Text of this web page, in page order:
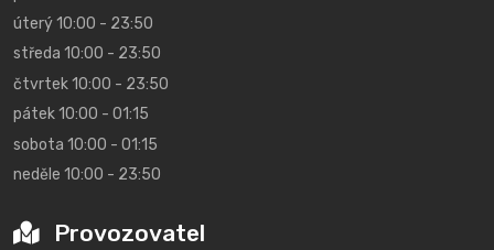
úterý 10:00 - 23:50
středa 10:00 - 23:50
čtvrtek 10:00 - 23:50
pátek 10:00 - 01:15
sobota 10:00 - 01:15
neděle 10:00 - 23:50
Provozovatel